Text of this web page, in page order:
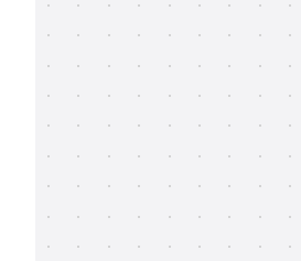
知识分享社区